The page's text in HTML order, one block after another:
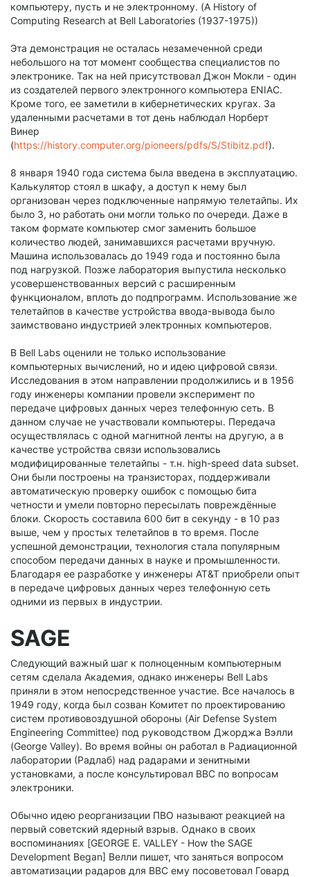
компьютеру, пусть и не электронному. (A History of
Computing Research at Bell Laboratories (1937-1975))
Эта демонстрация не осталась незамеченной среди
небольшого на тот момент сообщества специалистов по
электронике. Так на ней присутствовал Джон Мокли - один
из создателей первого электронного компьютера ENIAC.
Кроме того, ее заметили в кибернетических кругах. За
удаленными расчетами в тот день наблюдал Норберт
Винер
(https://history.computer.org/pioneers/pdfs/S/Stibitz.pdf).
8 января 1940 года система была введена в эксплуатацию.
Калькулятор стоял в шкафу, а доступ к нему был
организован через подключенные напрямую телетайпы. Их
было 3, но работать они могли только по очереди. Даже в
таком формате компьютер смог заменить большое
количество людей, занимавшихся расчетами вручную.
Машина использовалась до 1949 года и постоянно была
под нагрузкой. Позже лаборатория выпустила несколько
усовершенствованных версий с расширенным
функционалом, вплоть до подпрограмм. Использование же
телетайпов в качестве устройства ввода-вывода было
заимствовано индустрией электронных компьютеров.
В Bell Labs оценили не только использование
компьютерных вычислений, но и идею цифровой связи.
Исследования в этом направлении продолжились и в 1956
году инженеры компании провели эксперимент по
передаче цифровых данных через телефонную сеть. В
данном случае не участвовали компьютеры. Передача
осуществлялась с одной магнитной ленты на другую, а в
качестве устройства связи использовались
модифицированные телетайпы - т.н. high-speed data subset.
Они были построены на транзисторах, поддерживали
автоматическую проверку ошибок с помощью бита
четности и умели повторно пересылать повреждённые
блоки. Скорость составила 600 бит в секунду - в 10 раз
выше, чем у простых телетайпов в то время. После
успешной демонстрации, технология стала популярным
способом передачи данных в науке и промышленности.
Благодаря ее разработке у инженеры AT&T приобрели опыт
в передаче цифровых данных через телефонную сеть
одними из первых в индустрии.
SAGE
Следующий важный шаг к полноценным компьютерным
сетям сделала Академия, однако инженеры Bell Labs
приняли в этом непосредственное участие. Все началось в
1949 году, когда был созван Комитет по проектированию
систем противовоздушной обороны (Air Defense System
Engineering Committee) под руководством Джорджа Вэлли
(George Valley). Во время войны он работал в Радиационной
лаборатории (Радлаб) над радарами и зенитными
установками, а после консультировал ВВС по вопросам
электроники.
Обычно идею реорганизации ПВО называют реакцией на
первый советский ядерный взрыв. Однако в своих
воспоминаниях [GEORGE E. VALLEY - How the SAGE
Development Began] Велли пишет, что заняться вопросом
автоматизации радаров для ВВС ему посоветовал Говард